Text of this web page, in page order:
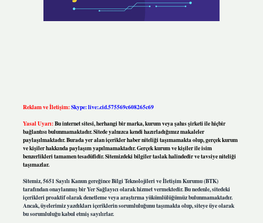
Reklam ve İletişim:Skype: live:.cid.575569c608265c69
Yasal Uyarı:Bu internet sitesi, herhangi bir marka, kurum veya şahıs şirketi ile hiçbir
bağlantısı bulunmamaktadır. Sitede yalnızca kendi hazırladığımız makaleler
paylaşılmaktadır. Burada yer alan içerikler haber niteliği taşımamakta olup, gerçek kurum
ve kişiler hakkında paylaşım yapılmamaktadır. Gerçek kurum ve kişiler ile isim
benzerlikleri tamamen tesadüfidir. Sitemizdeki bilgiler taslak halindedir ve tavsiye niteliği
taşımazlar.
Sitemiz, 5651 Sayılı Kanun gereğince Bilgi Teknolojileri ve İletişim Kurumu (BTK)
tarafından onaylanmış bir Yer Sağlayıcı olarak hizmet vermektedir. Bu nedenle, sitedeki
içerikleri proaktif olarak denetleme veya araştırma yükümlülüğümüz bulunmamaktadır.
Ancak, üyelerimiz yazdıkları içeriklerin sorumluluğunu taşımakta olup, siteye üye olarak
bu sorumluluğu kabul etmiş sayılırlar.